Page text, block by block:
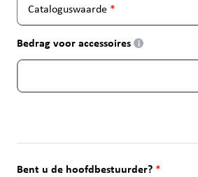
Cataloguswaarde
Bedrag voor accessoires i
Bent u de hoofdbestuurder?